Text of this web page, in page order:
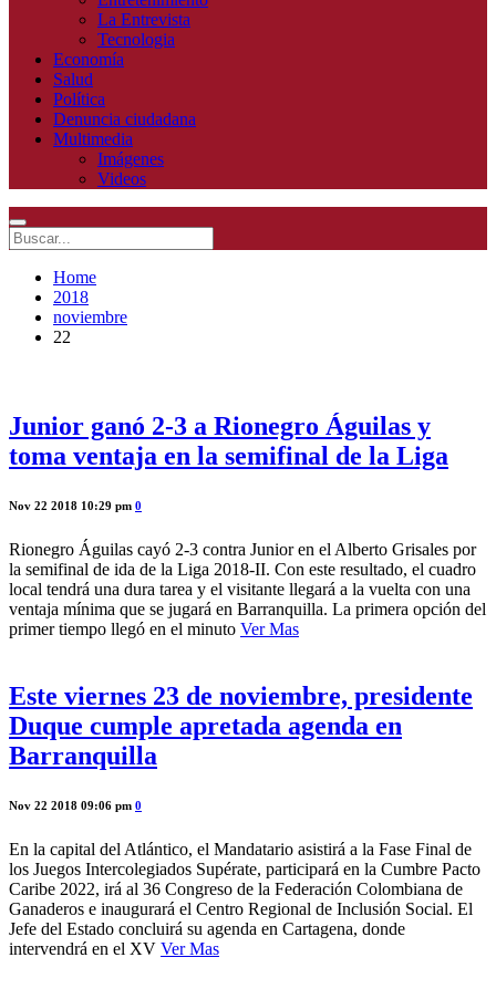
La Entrevista
Tecnologia
Economía
Salud
Política
Denuncia ciudadana
Multimedia
Imágenes
Videos
Home
2018
noviembre
22
Junior ganó 2-3 a Rionegro Águilas y
toma ventaja en la semifinal de la Liga
Nov 22 2018 10:29 pm 0
Rionegro Águilas cayó 2-3 contra Junior en el Alberto Grisales por
la semifinal de ida de la Liga 2018-II. Con este resultado, el cuadro
local tendrá una dura tarea y el visitante llegará a la vuelta con una
ventaja mínima que se jugará en Barranquilla. La primera opción del
primer tiempo llegó en el minuto Ver Mas
Este viernes 23 de noviembre, presidente
Duque cumple apretada agenda en
Barranquilla
Nov 22 2018 09:06 pm 0
En la capital del Atlántico, el Mandatario asistirá a la Fase Final de
los Juegos Intercolegiados Supérate, participará en la Cumbre Pacto
Caribe 2022, irá al 36 Congreso de la Federación Colombiana de
Ganaderos e inaugurará el Centro Regional de Inclusión Social. El
Jefe del Estado concluirá su agenda en Cartagena, donde
intervendrá en el XV Ver Mas